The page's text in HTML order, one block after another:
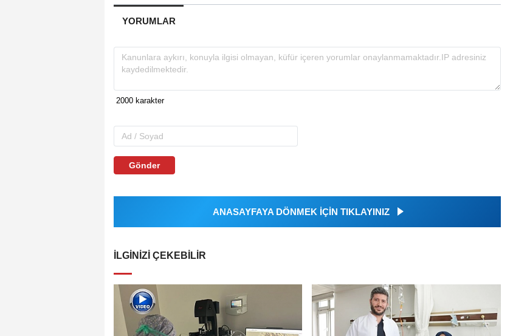
YORUMLAR
Gönder
ANASAYFAYA DÖNMEK İÇİN TIKLAYINIZ
İLGINIZI ÇEKEBILIR